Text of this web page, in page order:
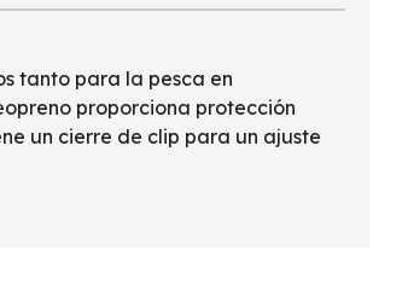
tanto para la pesca en
proporciona protección
un cierre de clip para un ajuste